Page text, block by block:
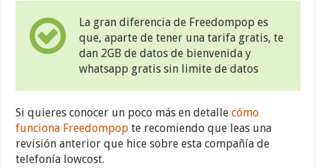
La gran diferencia de Freedompop es
que, aparte de tener una tarifa gratis, te
dan 2GB de datos de bienvenida y
whatsapp gratis sin limite de datos
Si quieres conocer un poco más en detallecómo
funciona Freedompop te recomiendo que leas una
revisión anterior que hice sobre esta compañía de
telefonía lowcost.